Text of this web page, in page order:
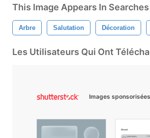
This Image Appears In
Arbre Salutation Décoration
Les Utilisateurs Qui Ont
Images sponsorisées